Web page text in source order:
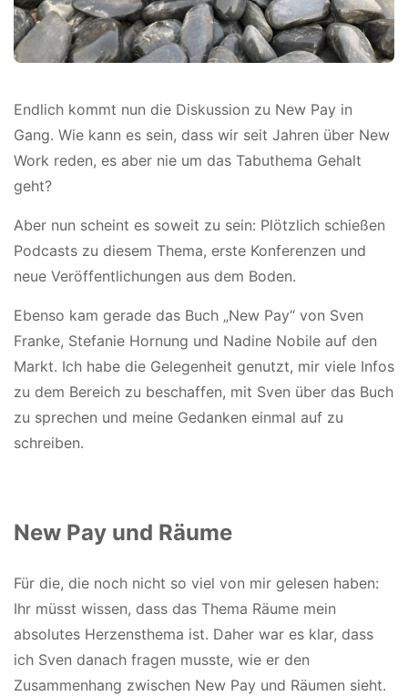
Endlich kommt nun die Diskussion zu New Pay in
Gang. Wie kann es sein, dass wir seit Jahren über New
Work reden, es aber nie um das Tabuthema Gehalt
geht?
Aber nun scheint es soweit zu sein: Plötzlich schießen
Podcasts zu diesem Thema, erste Konferenzen und
neue Veröffentlichungen aus dem Boden.
Ebenso kam gerade das Buch „New Pay“ von Sven
Franke, Stefanie Hornung und Nadine Nobile auf den
Markt. Ich habe die Gelegenheit genutzt, mir viele Infos
zu dem Bereich zu beschaffen, mit Sven über das Buch
zu sprechen und meine Gedanken einmal auf zu
schreiben.
New Pay und Räume
Für die, die noch nicht so viel von mir gelesen haben:
Ihr müsst wissen, dass das Thema Räume mein
absolutes Herzensthema ist. Daher war es klar, dass
ich Sven danach fragen musste, wie er den
Zusammenhang zwischen New Pay und Räumen sieht.